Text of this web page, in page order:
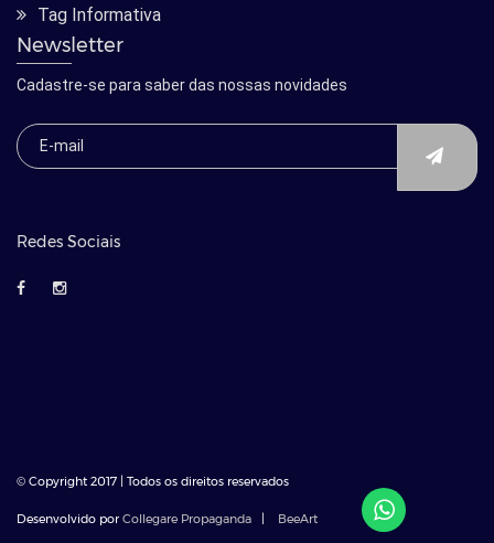
Tag Informativa
Newsletter
Cadastre-se para saber das nossas novidades
Redes Sociais
© Copyright 2017 | Todos os direitos reservados
Desenvolvido por Collegare Propaganda BeeArt